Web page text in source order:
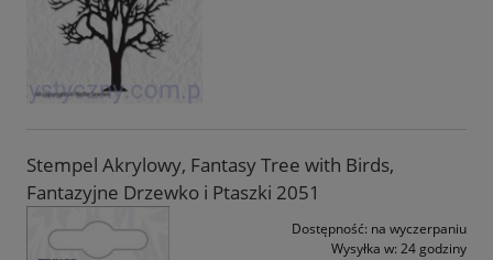
Stempel Akrylowy, Fantasy Tree with Birds,
Fantazyjne Drzewko i Ptaszki 2051
Dostępność: na wyczerpaniu
Wysyłka w: 24 godziny